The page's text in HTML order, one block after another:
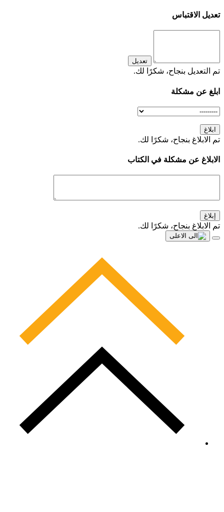
تعديل الاقتباس
تعديل
تم التعديل بنجاح، شكرًا لك.
ابلغ عن مشكلة
ابلاغ
تم الابلاغ بنجاح، شكرًا لك.
الابلاغ عن مشكلة في الكتاب
إبلاغ
تم الابلاغ بنجاح، شكرًا لك.